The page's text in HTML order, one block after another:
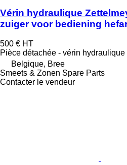
Vérin hydraulique
zuiger voor bediening
500 € HT
Pièce détachée - vérin hydraulique
Belgique, Bree
Smeets & Zonen Spare Parts
Contacter le vendeur